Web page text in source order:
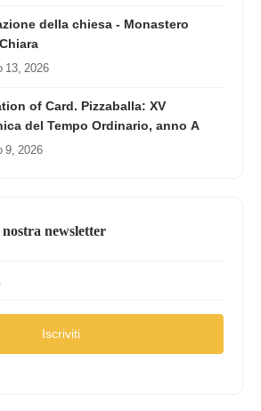
della chiesa - Monastero
13, 2026
of Card. Pizzaballa: XV
del Tempo Ordinario, anno A
9, 2026
newsletter
Iscriviti